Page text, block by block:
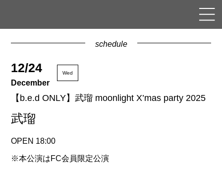
schedule
12/24
December
Wed
【b.e.d ONLY】武瑠 moonlight X’mas party 2025
武瑠
OPEN 18:00
※本公演はFC会員限定公演